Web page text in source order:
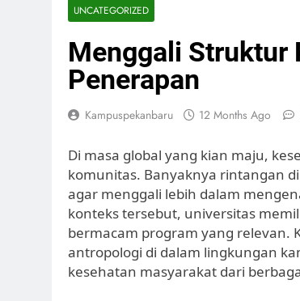
UNCATEGORIZED
Menggali Struktur
Penerapan
Kampuspekanbaru 12 Months Ago
Di masa global yang kian maju,
komunitas. Banyaknya rintangan
agar menggali lebih dalam
konteks tersebut, universitas
bermacam program yang relevan.
antropologi di dalam lingkungan
kesehatan masyarakat dari